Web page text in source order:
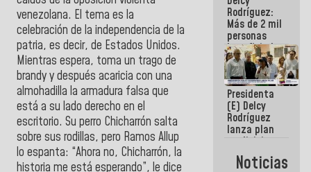
venezolana. El tema es la
celebración de la independencia de la
patria, es decir, de Estados Unidos.
Mientras espera, toma un trago de
brandy y después acaricia con una
almohadilla la armadura falsa que
está a su lado derecho en el
escritorio. Su perro Chicharrón salta
sobre sus rodillas, pero Ramos Allup
lo espanta: “Ahora no, Chicharrón, la
historia me está esperando”, le dice
Rodríguez:
Más de 2 mil
personas
beneficiadas
con planes
para
atención de
emergencia
sísmica en
la última
semana
Presidenta
(E) Delcy
Rodríguez
lanza plan
crediticio
con subsidio
a Juntas de
Noticias